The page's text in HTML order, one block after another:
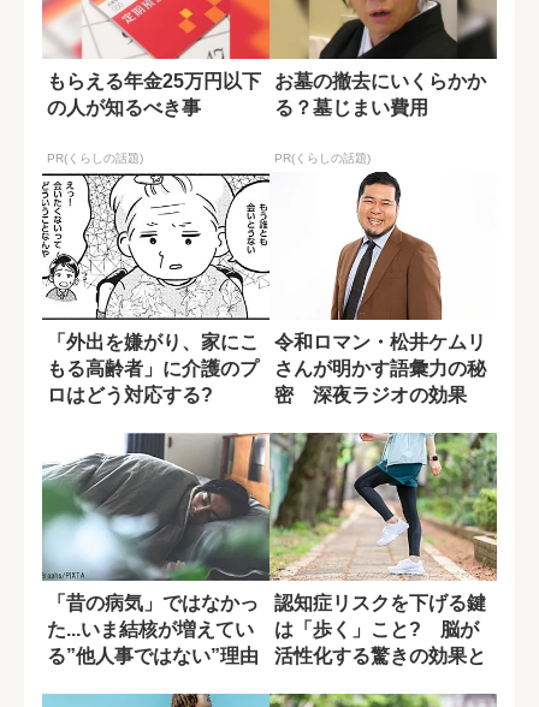
もらえる年金25万円以下
の人が知るべき事
PR(くらしの話題)
お墓の撤去にいくらかか
る？墓じまい費用
PR(くらしの話題)
「外出を嫌がり、家にこ
もる高齢者」に介護のプ
ロはどう対応する?
令和ロマン・松井ケムリ
さんが明かす語彙力の秘
密 深夜ラジオの効果
「昔の病気」ではなかっ
た...いま結核が増えてい
る”他人事ではない”理由
認知症リスクを下げる鍵
は「歩く」こと? 脳が
活性化する驚きの効果と